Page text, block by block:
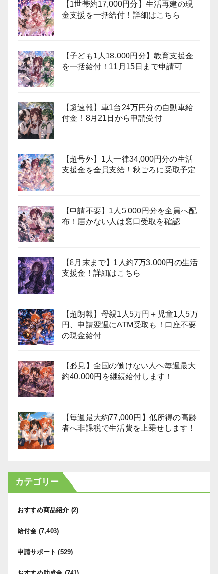
【1世帯約17,000円分】生活再建の現
金支援を一括給付！詳細はこちら
【子ども1人18,000円分】教育支援金
を一括給付！11月15日まで申請可
【超速報】車1台24万円分の自動車給
付金！8月21日から申請受付
【超号外】1人一律34,000円分の生活
支援金を全員支給！秋ごろに受取予定
【申請不要】1人5,000円分を全員へ配
布！届かない人は窓口受取を確認
【8月末まで】1人約7万3,000円の生活
支援金！詳細はこちら
【超朗報】母親1人5万円＋児童1人5万
円、申請翌週にATM受取も！口座不要
の現金給付
【必見】全国の働けない人へ毎週最大
約40,000円を継続給付します！
【毎週最大約77,000円】低所得の高齢
者へ非課税で生活費を上乗せします！
カテゴリー
おすすめ商品紹介 (2)
給付金 (7,403)
申請サポート (529)